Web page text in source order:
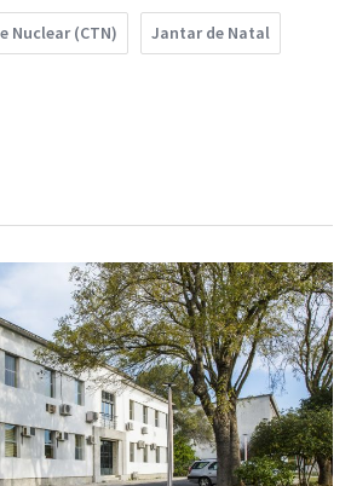
Nuclear (CTN) Jantar de Natal